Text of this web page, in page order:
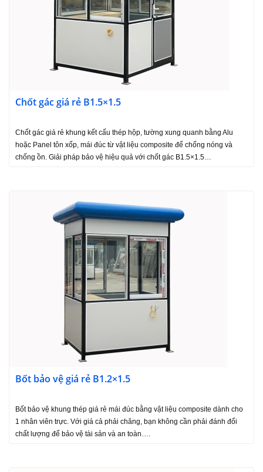
Chốt gác giá rẻ B1.5×1.5
Chốt gác giá rẻ khung kết cấu thép hộp, tường xung quanh bằng Alu
hoặc Panel tôn xốp, mái đúc từ vật liệu composite để chống nóng và
chống ồn. Giải pháp bảo vệ hiệu quả với chốt gác B1.5×1.5…
Bốt bảo vệ giá rẻ B1.2×1.5
Bốt bảo vệ khung thép giá rẻ mái đúc bằng vật liệu composite dành cho
1 nhân viên trực. Với giá cả phải chăng, bạn không cần phải đánh đổi
chất lượng để bảo vệ tài sản và an toàn….